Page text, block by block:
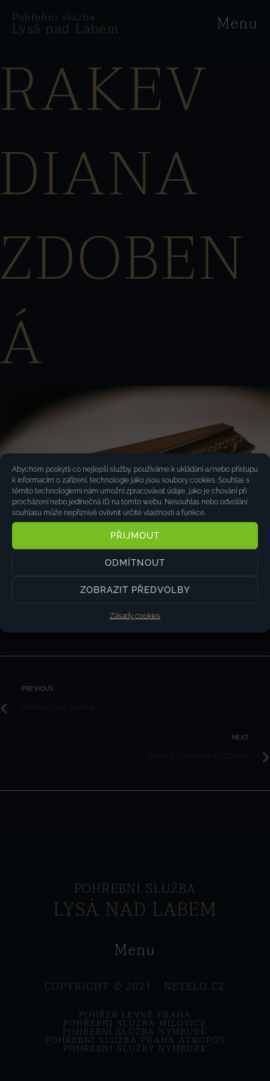
Abychom poskytli co nejlepší služby, používáme k ukládání a/nebo přístupu
k informacím o zařízení, technologie jako jsou soubory cookies. Souhlas s
těmito technologiemi nám umožní zpracovávat údaje, jako je chování při
procházení nebo jedinečná ID na tomto webu. Nesouhlas nebo odvolání
souhlasu může nepříznivě ovlivnit určité vlastnosti a funkce.
PŘIJMOUT
ODMÍTNOUT
ZOBRAZIT PŘEDVOLBY
Zásady cookies
Pohřební služba
Lysá nad Labem Menu
RAKEV
DIANA
ZDOBEN
Á
PREVIOUS
NEXT
POHŘEBNÍ SLUŽBA
LYSÁ NAD LABEM
Menu
COPYRIGHT © 2021 - NETELO.CZ
POHŘEB LEVNĚ PRAHA
POHŘEBNÍ SLUŽBA MILOVICE
POHŘEBNÍ SLUŽBA NYMBURK
POHŘEBNÍ SLUŽBA PRAHA ATROPOS
POHŘEBNÍ SLUŽBY NYMBURK